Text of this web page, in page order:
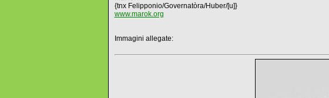
{tnx Felipponio/Governatòra/Huber/[u]}
www.marok.org
Immagini allegate: